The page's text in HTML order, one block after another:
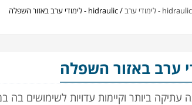
hidraulic
/hidraulic - לימודי ערב באזור השפלה
ערב באזור השפלה
עתיקה ביותר וקיימות עדויות לשימושים